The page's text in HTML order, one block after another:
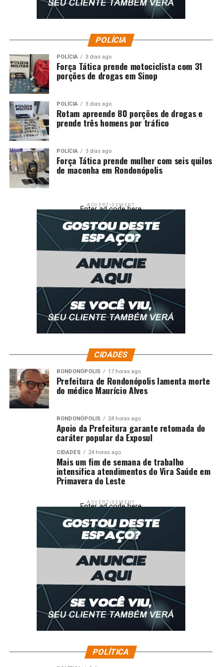
Comentários
AUDIÊNCIA
PARA POLÍTICA
PROMOVE
PÚBLICA
UP NEXT
Barranco solicita celeridade nas nomeações de
concursados do INDEA
DON'T MISS
Jayme Campos propõe transformar riquezas minerais em
trunfo contra ‘tarifaço’ dos EUA
POLÍCIA
POLÍCIA 3 dias ago
Força Tática prende motociclista com 31
porções de drogas em Sinop
POLÍCIA 3 dias ago
Rotam apreende 80 porções de drogas e
prende três homens por tráfico
POLÍCIA 3 dias ago
Força Tática prende mulher com seis quilos
de maconha em Rondonópolis
ADVERTISEMENT
Enter ad code here
CIDADES
RONDONÓPOLIS 17 horas ago
Prefeitura de Rondonópolis lamenta morte
do médico Maurício Alves
RONDONÓPOLIS 24 horas ago
Apoio da Prefeitura garante retomada do
caráter popular da Exposul
CIDADES 24 horas ago
Mais um fim de semana de trabalho
intensifica atendimentos do Vira Saúde em
Primavera do Leste
ADVERTISEMENT
Enter ad code here
POLÍTICA